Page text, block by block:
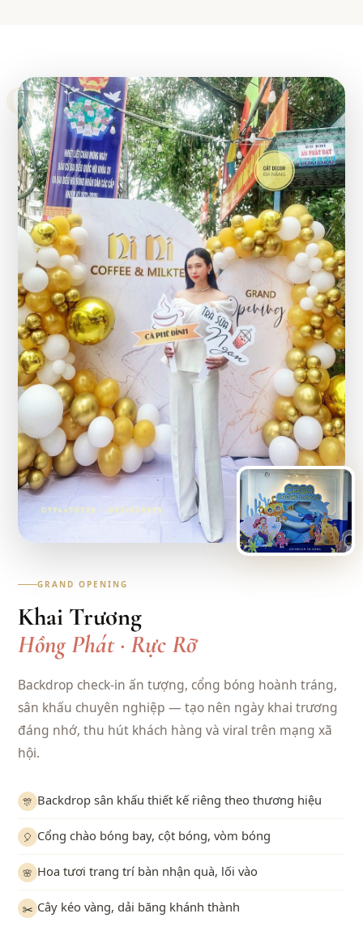
01
GRAND OPENING
Khai Trương
Hồng Phát · Rực Rỡ
Backdrop check-in ấn tượng, cổng bóng hoành tráng,
sân khấu chuyên nghiệp — tạo nên ngày khai trương
đáng nhớ, thu hút khách hàng và viral trên mạng xã
hội.
🎊 Backdrop sân khấu thiết kế riêng theo thương hiệu
🎈 Cổng chào bóng bay, cột bóng, vòm bóng
🌸 Hoa tươi trang trí bàn nhận quà, lối vào
✂️ Cây kéo vàng, dải băng khánh thành